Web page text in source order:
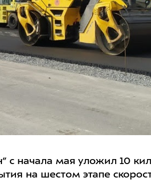
с начала мая уложил 10
на шестом этапе